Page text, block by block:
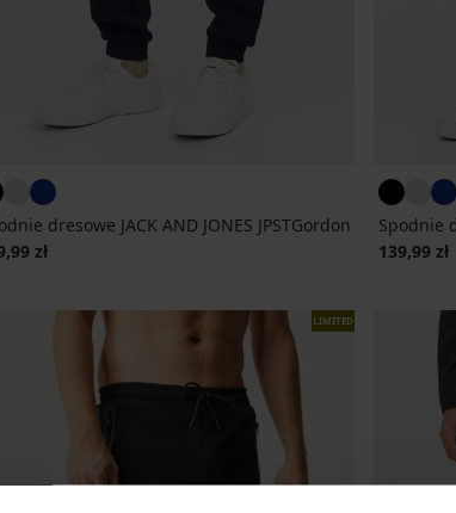
dresowe JACK AND JONES JPSTGordon
zł
Spodnie
139,99 zł
LIMITED